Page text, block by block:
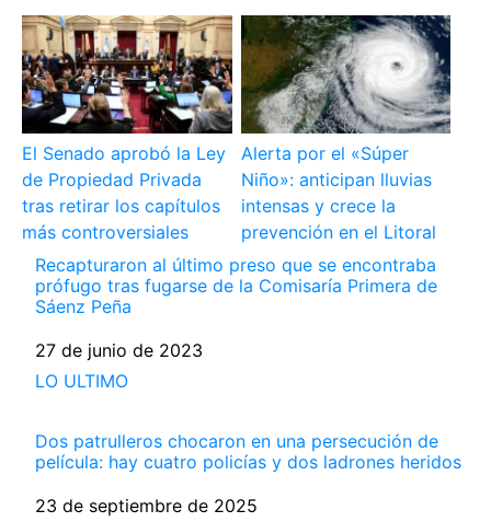
El Senado aprobó la Ley
de Propiedad Privada
tras retirar los capítulos
más controversiales
Alerta por el «Súper
Niño»: anticipan lluvias
intensas y crece la
prevención en el Litoral
Recapturaron al último preso que se encontraba
prófugo tras fugarse de la Comisaría Primera de
Sáenz Peña
Fecha
27 de junio de 2023
Respecto a
LO ULTIMO
Dos patrulleros chocaron en una persecución de
película: hay cuatro policías y dos ladrones heridos
Fecha
23 de septiembre de 2025